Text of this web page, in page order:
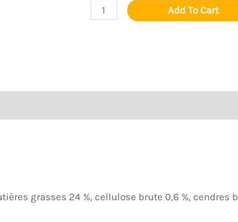
Add To Cart
grasses 24 %, cellulose brute 0,6 %, cendres